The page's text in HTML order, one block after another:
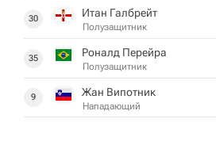
30 Итан Галбрейт
Полузащитник
35 Роналд Перейра
Полузащитник
9 Жан Випотник
Нападающий